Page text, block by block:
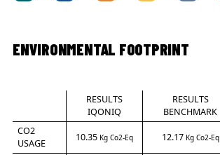
ENVIRONMENTAL FOOTPRINT
RESULTS
IQONIQ
RESULTS
BENCHMARK
CO2
USAGE
10.35 Kg Co2-Eq 12.17 Kg Co2-Eq